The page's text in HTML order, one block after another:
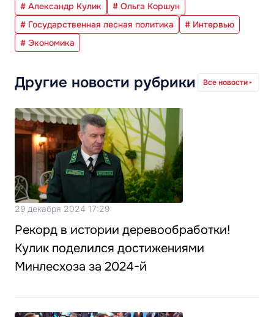
# Александр Кулик
# Ольга Коршун
# Государственная лесная политика
# Интервью
# Экономика
Другие новости рубрики Все новости
29 декабря 2024 17:29
Рекорд в истории деревообработки!
Кулик поделился достижениями
Минлесхоза за 2024-й